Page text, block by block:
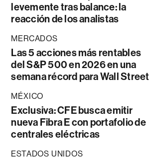
levemente tras balance: la
reacción de los analistas
MERCADOS
Las 5 acciones más rentables
del S&P 500 en 2026 en una
semana récord para Wall Street
MÉXICO
Exclusiva: CFE busca emitir
nueva Fibra E con portafolio de
centrales eléctricas
ESTADOS UNIDOS